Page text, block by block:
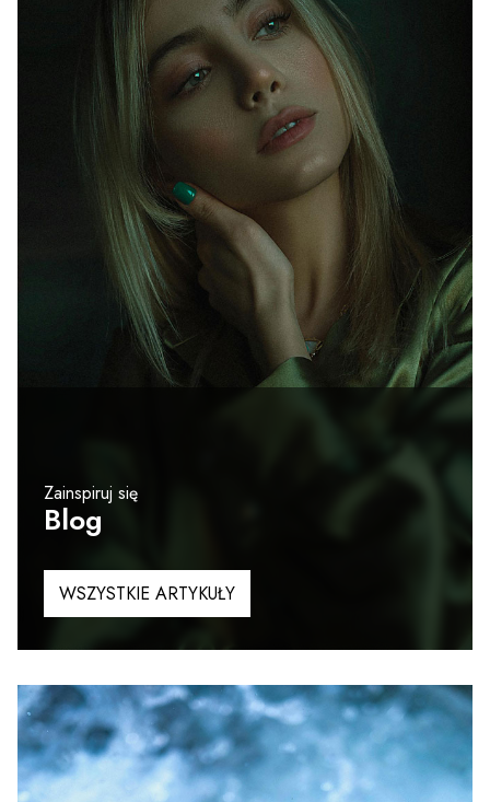
Zainspiruj się
Blog
WSZYSTKIE ARTYKUŁY